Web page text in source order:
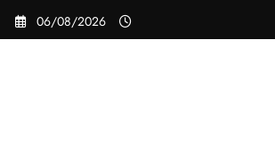
Pular
para
06/08/2026